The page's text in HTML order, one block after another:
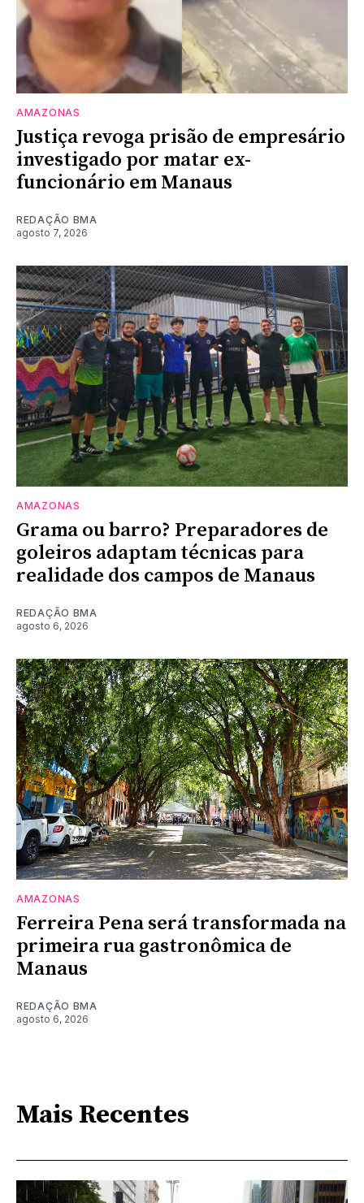
AMAZONAS
Justiça revoga prisão de empresário
investigado por matar ex-
funcionário em Manaus
REDAÇÃO BMA
agosto 7, 2026
AMAZONAS
Grama ou barro? Preparadores de
goleiros adaptam técnicas para
realidade dos campos de Manaus
REDAÇÃO BMA
agosto 6, 2026
AMAZONAS
Ferreira Pena será transformada na
primeira rua gastronômica de
Manaus
REDAÇÃO BMA
agosto 6, 2026
Mais Recentes